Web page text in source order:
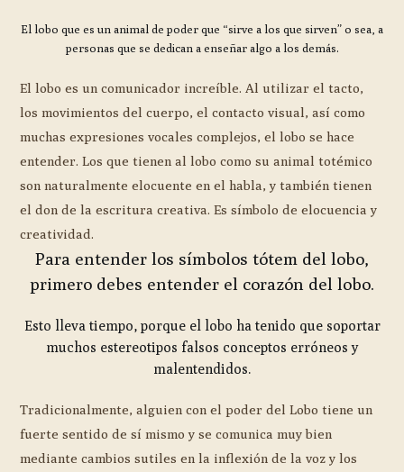
El lobo que es un animal de poder que “sirve a los que sirven” o sea, a
personas que se dedican a enseñar algo a los demás.
El lobo es un comunicador increíble. Al utilizar el tacto,
los movimientos del cuerpo, el contacto visual, así como
muchas expresiones vocales complejos, el lobo se hace
entender. Los que tienen al lobo como su animal totémico
son naturalmente elocuente en el habla, y también tienen
el don de la escritura creativa. Es símbolo de elocuencia y
creatividad.
Para entender los símbolos tótem del lobo,
primero debes entender el corazón del lobo.
Esto lleva tiempo, porque el lobo ha tenido que soportar
muchos estereotipos falsos conceptos erróneos y
malentendidos.
Tradicionalmente, alguien con el poder del Lobo tiene un
fuerte sentido de sí mismo y se comunica muy bien
mediante cambios sutiles en la inflexión de la voz y los